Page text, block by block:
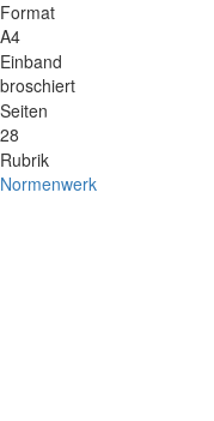
Format
A4
Einband
broschiert
Seiten
28
Rubrik
Normenwerk